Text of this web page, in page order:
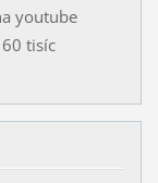
youtube
tisíc